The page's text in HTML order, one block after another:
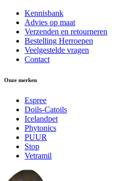
Kennisbank
Advies op maat
Verzenden en retourneren
Bestelling Herroepen
Veelgestelde vragen
Contact
Onze merken
Espree
Doils-Catoils
Icelandpet
Phytonics
PUUR
Stop
Vetramil